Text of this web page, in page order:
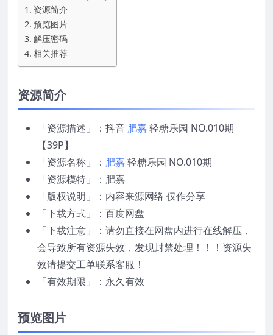
资源简介
预览图片
解压密码
相关推荐
资源简介
「资源描述」：抖音 肥嘉轻糖乐园 NO.010期
【39P】
「资源名称」： 肥嘉轻糖乐园 NO.010期
「资源模特」：肥嘉
「版权说明」：内容来源网络 仅作分享
「下载方式」：百度网盘
「下载注意」：请勿直接在网盘内进行在线解压，
会导致所有资源失效，发现封禁处理！！！资源失
效请提交工单联系客服！
「有效期限」：永久有效
预览图片